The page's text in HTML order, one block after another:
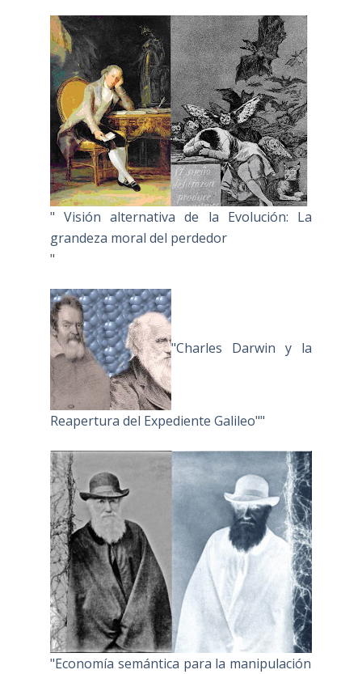
" Visión alternativa de la Evolución: La
grandeza moral del perdedor
"
"Charles Darwin y la
Reapertura del Expediente Galileo""
"Economía semántica para la manipulación